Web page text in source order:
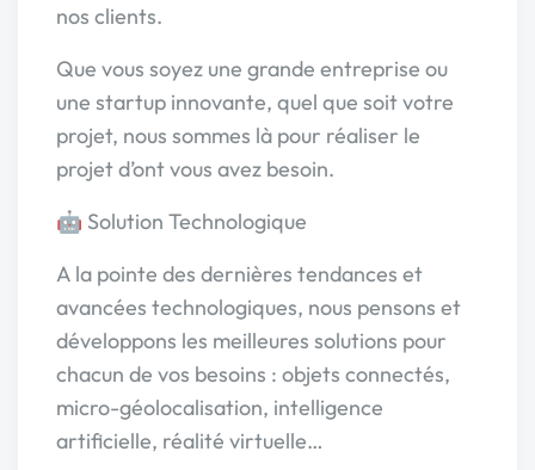
nos clients.
Que vous soyez une grande entreprise ou
une startup innovante, quel que soit votre
projet, nous sommes là pour réaliser le
projet d’ont vous avez besoin.
🤖 Solution Technologique
A la pointe des dernières tendances et
avancées technologiques, nous pensons et
développons les meilleures solutions pour
chacun de vos besoins : objets connectés,
micro-géolocalisation, intelligence
artificielle, réalité virtuelle…